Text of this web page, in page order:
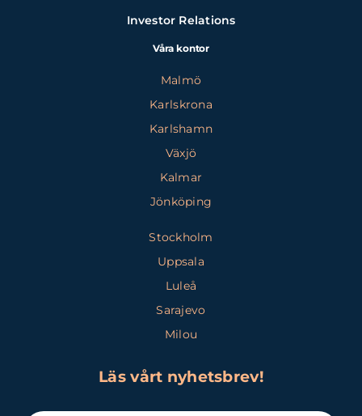
Investor Relations
Våra kontor
Malmö
Karlskrona
Karlshamn
Växjö
Kalmar
Jönköping
Stockholm
Uppsala
Luleå
Sarajevo
Milou
Läs vårt nyhetsbrev!